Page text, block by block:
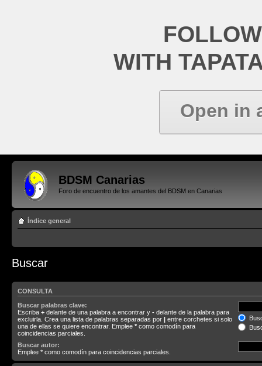
WITH
Open in
BDSM Canarias
Foro de encuentro de los amantes del BDSM en Canarias
Índice general
Buscar
CONSULTA
Buscar palabras clave:
Escriba + delante de una palabra a encontrar y - delante de la palabra para
excluirla. Crea una lista de palabras separadas por | entre corchetes si solo
una de ellas se quiere encontrar. Emplee * como comodín para
coincidencias parciales.
Buscar autor:
Emplee * como comodín para coincidencias parciales.